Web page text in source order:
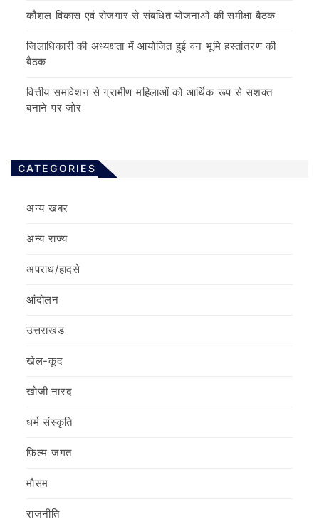
कौशल विकास एवं रोजगार से संबंधित योजनाओं की समीक्षा बैठक
जिलाधिकारी की अध्यक्षता में आयोजित हुई वन भूमि हस्तांतरण की
बैठक
वित्तीय समावेशन से ग्रामीण महिलाओं को आर्थिक रूप से सशक्त
बनाने पर जोर
CATEGORIES
अन्य खबर
अन्य राज्य
अपराध/हादसे
आंदोलन
उत्तराखंड
खेल-कूद
खोजी नारद
धर्म संस्कृति
फ़िल्‍म जगत
मौसम
राजनीति